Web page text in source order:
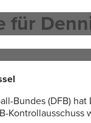
für
Bundes (DFB)